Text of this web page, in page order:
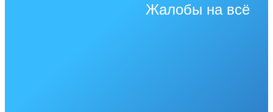
Жалобы на всё